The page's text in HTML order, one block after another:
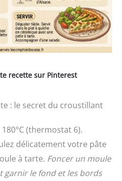
recette sur Pinterest
: le secret du croustillant
(thermostat 6).
délicatement votre pâte
à tarte. Foncer un moule
garnir le fond et les bords